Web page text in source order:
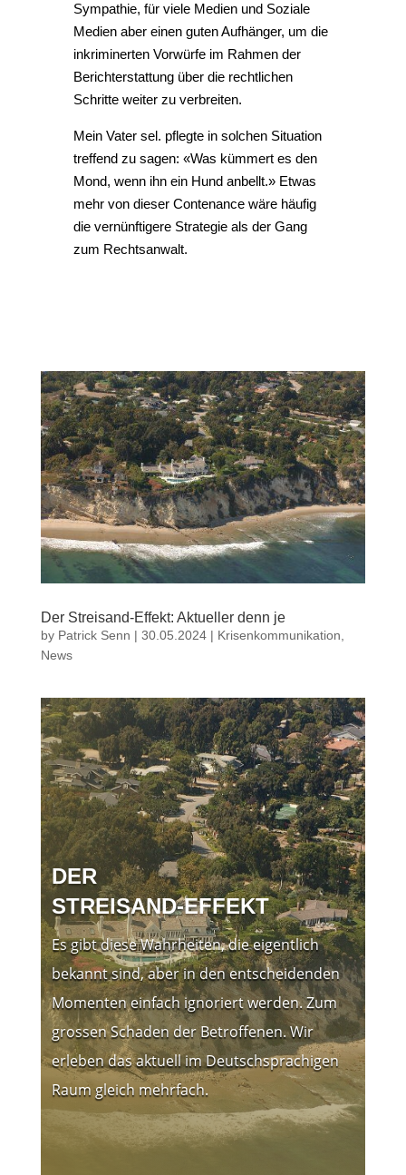
Sympathie, für viele Medien und Soziale
Medien aber einen guten Aufhänger, um die
inkriminerten Vorwürfe im Rahmen der
Berichterstattung über die rechtlichen
Schritte weiter zu verbreiten.
Mein Vater sel. pflegte in solchen Situation
treffend zu sagen: «Was kümmert es den
Mond, wenn ihn ein Hund anbellt.» Etwas
mehr von dieser Contenance wäre häufig
die vernünftigere Strategie als der Gang
zum Rechtsanwalt.
Der Streisand-Effekt: Aktueller denn je
by Patrick Senn | 30.05.2024| Krisenkommunikation
News
DER
STREISAND-EFFEKT
Es gibt diese Wahrheiten, die eigentlich
bekannt sind, aber in den entscheidenden
Momenten einfach ignoriert werden. Zum
grossen Schaden der Betroffenen. Wir
erleben das aktuell im Deutschsprachigen
Raum gleich mehrfach.